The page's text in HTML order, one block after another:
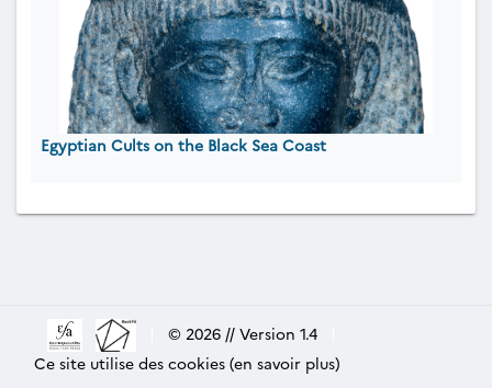
Egyptian Cults on the Black Sea Coast
© 2026 // Version 1.4
Ce site utilise des cookies (en savoir plus)